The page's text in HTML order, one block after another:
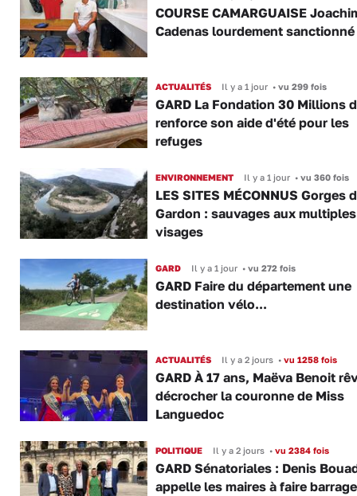
COURSE CAMARGUAISE
Cadenas lourdement sanctionné
ACTUALITÉS Il y a 1 jour •vu 299 fois
GARD La Fondation 30 Millions
renforce son aide d'été pour les
refuges
ENVIRONNEMENT Il y a 1 jour •vu 360 fois
LES SITES MÉCONNUS Gorges
Gardon : sauvages aux multiples
visages
GARD Il y a 1 jour •vu 272 fois
GARD Faire du département une
destination vélo...
ACTUALITÉS Il y a 2 jours •vu 1258 fois
GARD À 17 ans, Maëva Benoit
décrocher la couronne de Miss
Languedoc
POLITIQUE Il y a 2 jours •vu 2384 fois
GARD Sénatoriales : Denis
appelle les maires à faire